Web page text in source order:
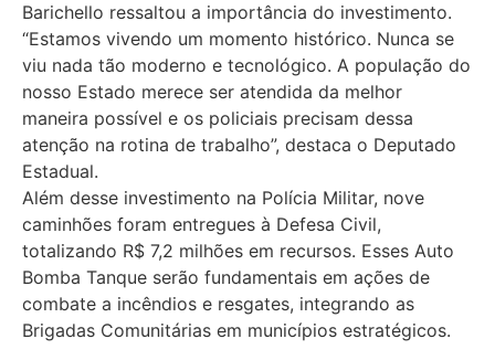
Barichello ressaltou a importância do investimento.
“Estamos vivendo um momento histórico. Nunca se
viu nada tão moderno e tecnológico. A população do
nosso Estado merece ser atendida da melhor
maneira possível e os policiais precisam dessa
atenção na rotina de trabalho”, destaca o Deputado
Estadual.
Além desse investimento na Polícia Militar, nove
caminhões foram entregues à Defesa Civil,
totalizando R$ 7,2 milhões em recursos. Esses Auto
Bomba Tanque serão fundamentais em ações de
combate a incêndios e resgates, integrando as
Brigadas Comunitárias em municípios estratégicos.